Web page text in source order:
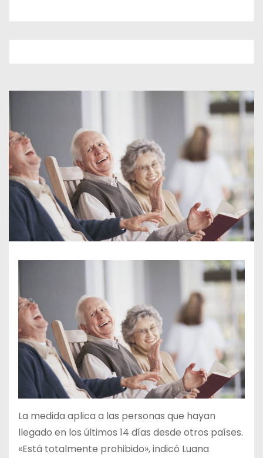
La medida aplica a las personas que hayan
llegado en los últimos 14 días desde otros países.
«Está totalmente prohibido», indicó Luana